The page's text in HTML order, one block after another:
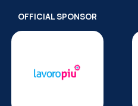
OFFICIAL SPONSOR